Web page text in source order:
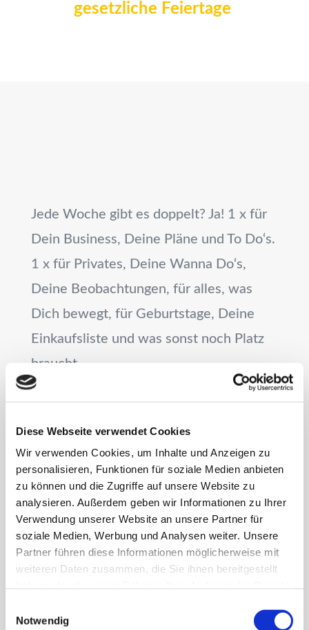
Diese Webseite verwendet Cookies
Wir verwenden Cookies, um Inhalte und Anzeigen zu
personalisieren, Funktionen für soziale Medien anbieten
zu können und die Zugriffe auf unsere Website zu
analysieren. Außerdem geben wir Informationen zu Ihrer
Verwendung unserer Website an unsere Partner für
soziale Medien, Werbung und Analysen weiter. Unsere
Partner führen diese Informationen möglicherweise mit
weiteren Daten zusammen, die Sie ihnen bereitgestellt
Notwendig
gesetzliche Feiertage
Jede Woche gibt es doppelt? Ja! 1 x für
Dein Business, Deine Pläne und To Do‘s.
1 x für Privates, Deine Wanna Do‘s,
Deine Beobachtungen, für alles, was
Dich bewegt, für Geburtstage, Deine
Einkaufsliste und was sonst noch Platz
braucht.
Zusätzlich kannst du jeden Monat mit
den Monatsübersichten auf den ersten
Seiten planen. Damit definierst du
Projekte und behältst Deadlines sowie
Auszeiten im Überblick.
HIER GEHT'S ZUM KAUF